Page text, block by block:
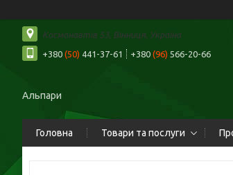
Космонавтів 53, Вінниця, Україна
+380 (50) 441-37-61 +380 (96) 566-20-66
Альпари
Головна Товари та послуги